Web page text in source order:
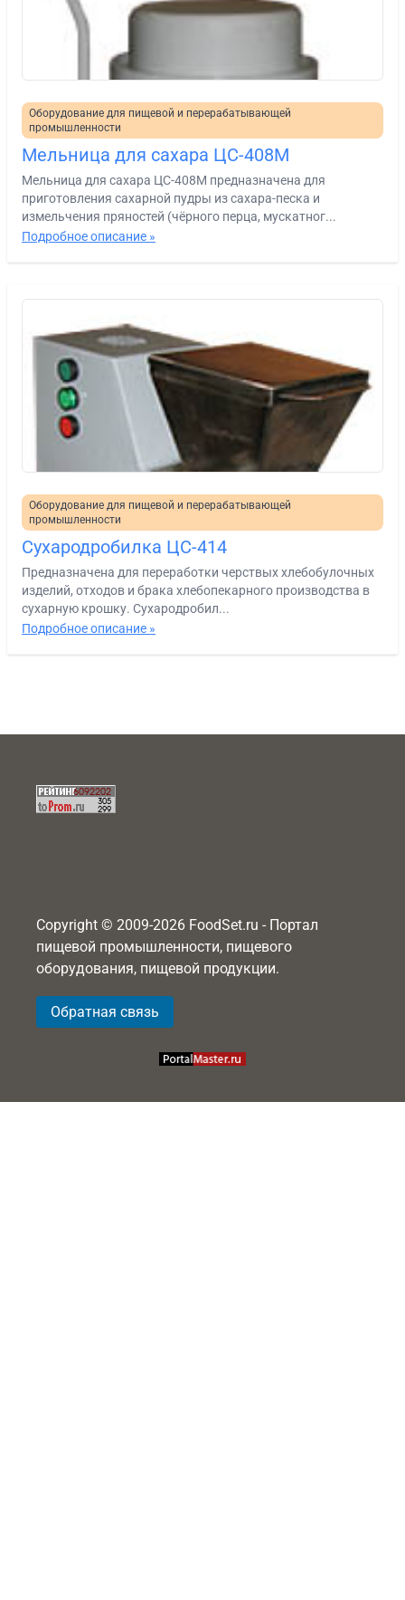
Оборудование для пищевой и перерабатывающей
промышленности
Мельница для сахара ЦС-408М
Мельница для сахара ЦС-408М предназначена для
приготовления сахарной пудры из сахара-песка и
измельчения пряностей (чёрного перца, мускатног...
Подробное описание »
Оборудование для пищевой и перерабатывающей
промышленности
Сухародробилка ЦС-414
Предназначена для переработки черствых хлебобулочных
изделий, отходов и брака хлебопекарного производства в
сухарную крошку. Сухародробил...
Подробное описание »
Copyright © 2009-2026 FoodSet.ru - Портал
пищевой промышленности, пищевого
оборудования, пищевой продукции.
Обратная связь